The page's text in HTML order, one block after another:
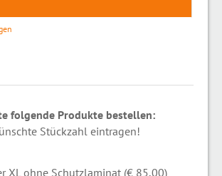
folgende Produkte bestellen:
Stückzahl eintragen!
XL ohne Schutzlaminat (€ 85,00)